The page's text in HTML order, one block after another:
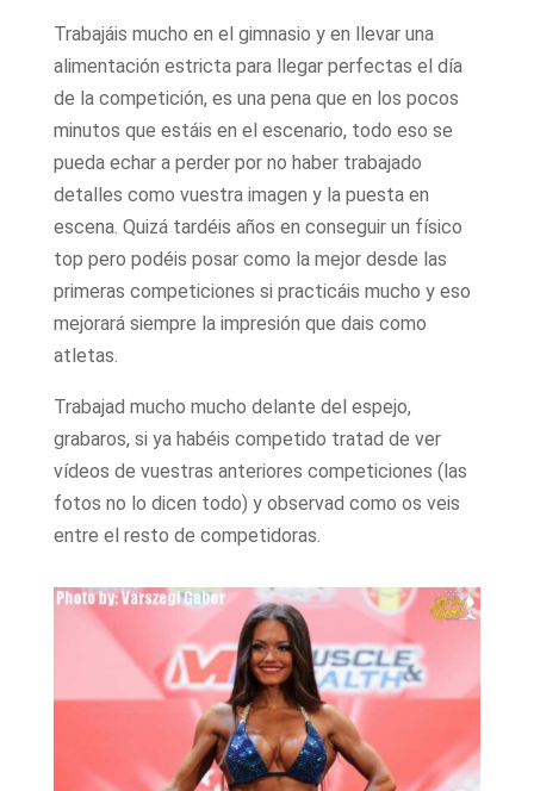
Trabajáis mucho en el gimnasio y en llevar una
alimentación estricta para llegar perfectas el día
de la competición, es una pena que en los pocos
minutos que estáis en el escenario, todo eso se
pueda echar a perder por no haber trabajado
detalles como vuestra imagen y la puesta en
escena. Quizá tardéis años en conseguir un físico
top pero podéis posar como la mejor desde las
primeras competiciones si practicáis mucho y eso
mejorará siempre la impresión que dais como
atletas.
Trabajad mucho mucho delante del espejo,
grabaros, si ya habéis competido tratad de ver
vídeos de vuestras anteriores competiciones (las
fotos no lo dicen todo) y observad como os veis
entre el resto de competidoras.